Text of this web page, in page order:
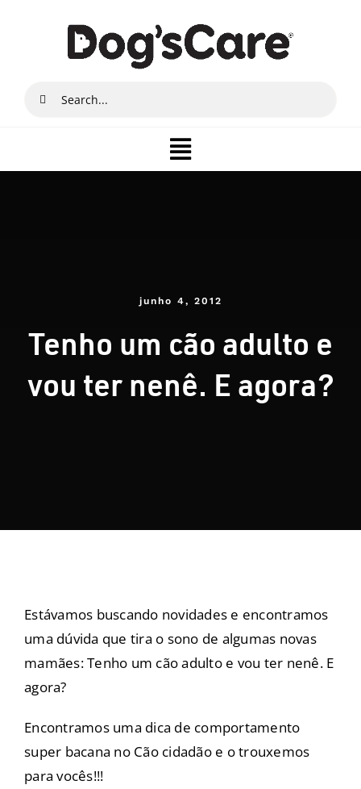
Buscar
Toggle
Lojista
Onde Comprar
junho 4, 2012
Tenho um cão adulto e
vou ter nenê. E agora?
Estávamos buscando novidades e encontramos
uma dúvida que tira o sono de algumas novas
mamães: Tenho um cão adulto e vou ter nenê. E
agora?
Encontramos uma dica de comportamento
super bacana no Cão cidadão e o trouxemos
para vocês!!!